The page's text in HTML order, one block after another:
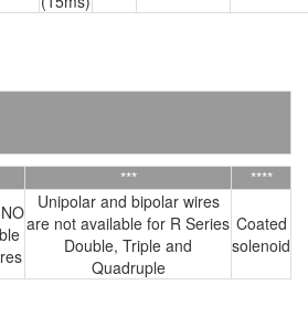
***
****
Unipolar and bipolar wires
are not available for R Series
Double, Triple and
Quadruple
Coated
solenoid